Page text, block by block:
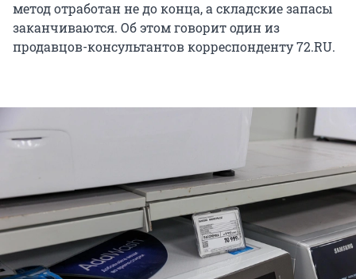
метод отработан не до конца, а складские запасы
заканчиваются. Об этом говорит один из
продавцов-консультантов корреспонденту 72.RU.